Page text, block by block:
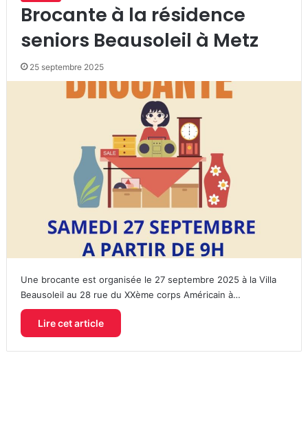
Brocante à la résidence
seniors Beausoleil à Metz
25 septembre 2025
Une brocante est organisée le 27 septembre 2025 à la Villa
Beausoleil au 28 rue du XXème corps Américain à…
Lire cet article